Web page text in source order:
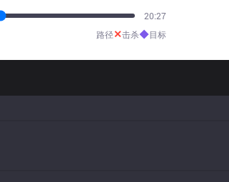
25:41
路径✕击杀◆目标